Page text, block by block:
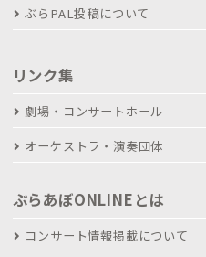
ぶらPAL投稿について
リンク集
劇場・コンサートホール
オーケストラ・演奏団体
ぶらあぼONLINEとは
コンサート情報掲載について